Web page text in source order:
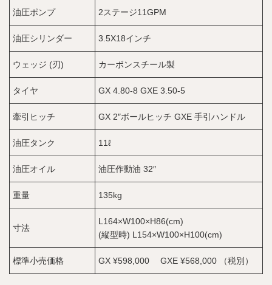
油圧ポンプ 2ステージ11GPM
油圧シリンダー 3.5X18インチ
ウェッジ (刃) カーボンスチール製
タイヤ GX 4.80-8 GXE 3.50-5
牽引ヒッチ GX 2″ボールヒッチ GXE 手引ハンドル
油圧タンク 11ℓ
油圧オイル 油圧作動油 32″
重量 135kg
寸法
L164×W100×H86(cm)
(縦型時) L154×W100×H100(cm)
標準小売価格 GX ¥598,000 GXE ¥568,000 （税別）